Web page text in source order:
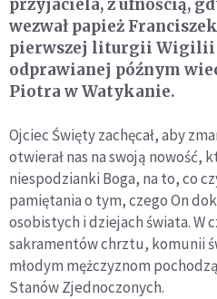
przyjaciela, z ufnością,
wezwał papież
pierwszej liturgii Wigilii
odprawianej późnym
Piotra w Watykanie.
Ojciec Święty zachęcał, aby
otwierał nas na swoją nowość,
niespodzianki Boga, na to, co
pamiętania o tym, czego On
osobistych i dziejach świata. W
sakramentów chrztu, komunii
młodym mężczyznom
Stanów Zjednoczonych.